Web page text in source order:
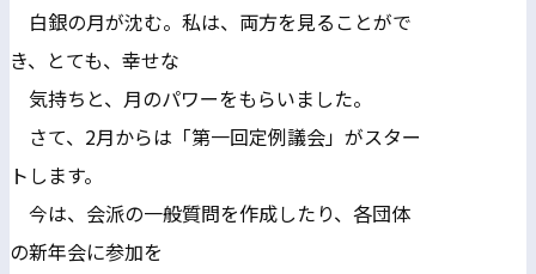
白銀の月が沈む。私は、両方を見ることがで
き、とても、幸せな
気持ちと、月のパワーをもらいました。
さて、2月からは「第一回定例議会」がスター
トします。
今は、会派の一般質問を作成したり、各団体
の新年会に参加を